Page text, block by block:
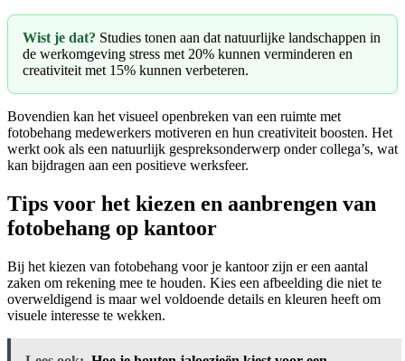
Wist je dat? Studies tonen aan dat natuurlijke landschappen in
de werkomgeving stress met 20% kunnen verminderen en
creativiteit met 15% kunnen verbeteren.
Bovendien kan het visueel openbreken van een ruimte met
fotobehang medewerkers motiveren en hun creativiteit boosten. Het
werkt ook als een natuurlijk gespreksonderwerp onder collega’s, wat
kan bijdragen aan een positieve werksfeer.
Tips voor het kiezen en aanbrengen van
fotobehang op kantoor
Bij het kiezen van fotobehang voor je kantoor zijn er een aantal
zaken om rekening mee te houden. Kies een afbeelding die niet te
overweldigend is maar wel voldoende details en kleuren heeft om
visuele interesse te wekken.